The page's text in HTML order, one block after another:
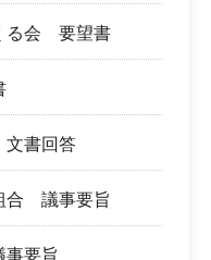
る会 要望書
書回答
合 議事要旨
要旨